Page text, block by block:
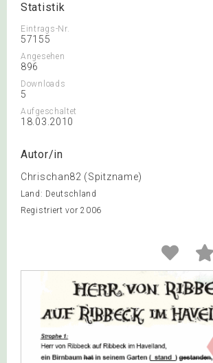
Statistik
Eintrags-Nr.
57155
Angesehen
896
Downloads
5
Aufgeschaltet
18.03.2010
Autor/in
Chrischan82 (Spitzname)
Land: Deutschland
Registriert vor 2006